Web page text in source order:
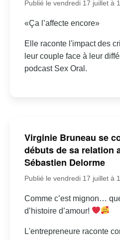
Publié le vendredi 17 juillet à
«Ça l’affecte encore»
Elle raconte l'impact des
leur couple face à leur
podcast Sex Oral.
Virginie Bruneau se
débuts de sa relation
Sébastien Delorme
Publié le vendredi 17 juillet à
Comme c’est mignon…
d’histoire d’amour!
L'entrepreneure raconte